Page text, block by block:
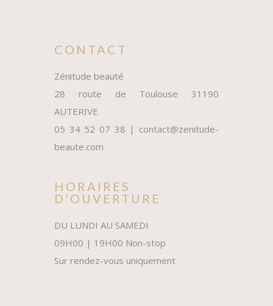
CONTACT
Zénitude beauté
28 route de Toulouse 31190
AUTERIVE
05 34 52 07 38 | contact@zenitude-
beaute.com
HORAIRES
D’OUVERTURE
DU LUNDI AU SAMEDI
09H00 | 19H00 Non-stop
Sur rendez-vous uniquement